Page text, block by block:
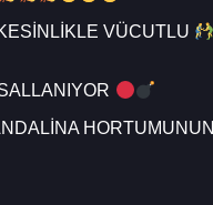
VÜCUTLU
HORTUMUNUN